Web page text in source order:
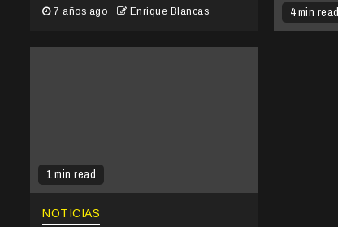
7 años ago Enrique Blancas 4 min read
1 min read
NOTICIAS